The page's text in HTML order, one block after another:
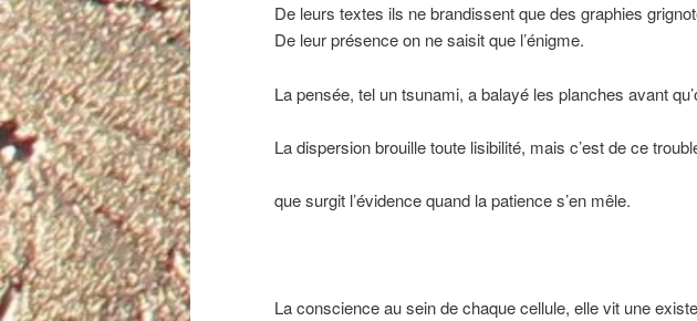
De leurs textes ils ne brandissent que des graphies
De leur présence on ne saisit que l’énigme.
La pensée, tel un tsunami, a balayé les planches avant
La dispersion brouille toute lisibilité, mais c’est de ce
que surgit l’évidence quand la patience s’en mêle.
La conscience au sein de chaque cellule, elle vit une